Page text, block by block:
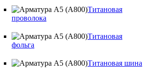
Титановая
проволока
Титановая
фольга
Титановая шина